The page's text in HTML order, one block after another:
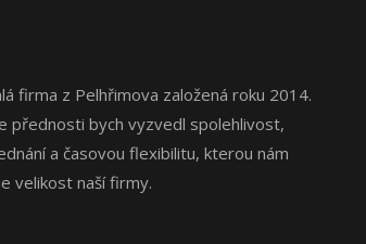
firma z Pelhřimova založená roku 2014.
přednosti bych vyzvedl spolehlivost,
a časovou flexibilitu, kterou nám
velikost naší firmy.